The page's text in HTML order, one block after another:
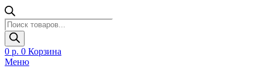
Поиск
товаров
0 р. 0 Корзина
Меню